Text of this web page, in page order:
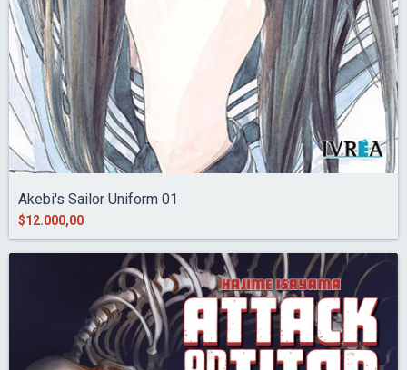
Akebi's Sailor Uniform 01
$12.000,00